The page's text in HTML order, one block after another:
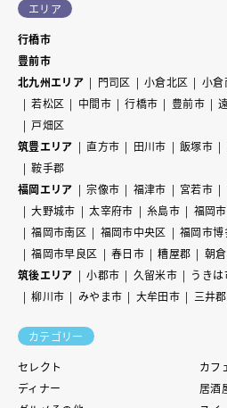
エリア
行橋市
豊前市
北九州エリア
門司区 小倉北区 小倉
若松区
中間市 行橋市 豊前市
戸畑区
筑豊エリア
直方市 田川市 飯塚市
鞍手郡
福岡エリア
宗像市 福津市 宮若市
大野城市
太宰府市 糸島市 福岡
福岡市南区
福岡市中央区 福岡市博
福岡市早良区
春日市 糟屋郡 朝
筑後エリア
小郡市 久留米市 うきは
柳川市
みやま市 大牟田市 三井郡
カテゴリー
セレクト
カフ
ディナー
居酒